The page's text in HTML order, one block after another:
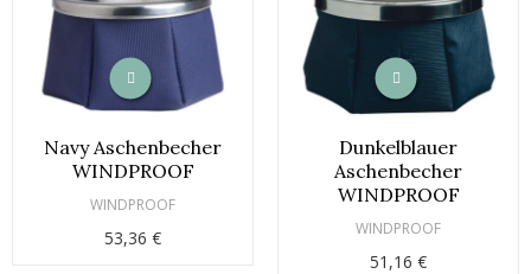
Navy Aschenbecher
WINDPROOF
WINDPROOF
53,36 €
Dunkelblauer
Aschenbecher
WINDPROOF
WINDPROOF
51,16 €